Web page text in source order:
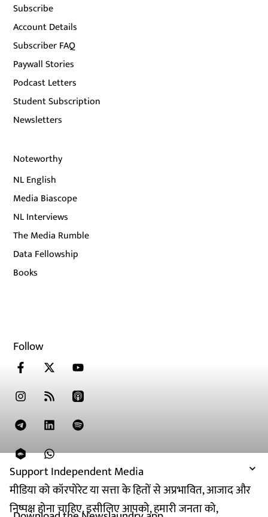
Support Independent Media
मीडिया को कॉरपोरेट या सत्ता के हितों से अप्रभावित, आजाद और
निष्पक्ष होना चाहिए. इसीलिए आपको, हमारी जनता को,
Subscribe
Account Details
Subscriber FAQ
Paywall Stories
Podcast Letters
Student Subscription
Newsletters
Noteworthy
NL English
Media Biascope
NL Interviews
The Media Rumble
Data Fellowship
Books
Follow